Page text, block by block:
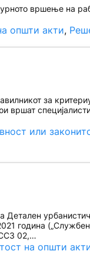
вршење на
општи акти,
за
вршат
или
година
ССЗ 02,…
на општи